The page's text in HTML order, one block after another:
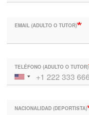
EMAIL (ADULTO O TUTOR)
TELÉFONO (ADULTO O TUTOR)
NACIONALIDAD (DEPORTISTA)